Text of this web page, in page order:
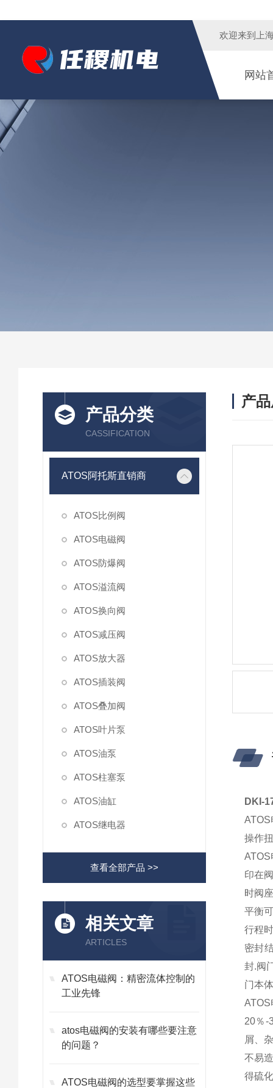
欢迎来到 上
网站
产品分类
CASSIFICATION
ATOS阿托斯直销商
ATOS比例阀
ATOS电磁阀
ATOS防爆阀
ATOS溢流阀
ATOS换向阀
ATOS减压阀
ATOS放大器
ATOS插装阀
ATOS叠加阀
ATOS叶片泵
ATOS油泵
ATOS柱塞泵
ATOS油缸
ATOS继电器
查看全部产品 >>
相关文章
ARTICLES
ATOS电磁阀：精密流体控制的
工业先锋
atos电磁阀的安装有哪些要注意
的问题？
ATOS电磁阀的选型要掌握这些
产
DKI-
操作
印在
时阀
平衡
行程
密封
封.阀
门本
20％-
屑、
不易
得硫